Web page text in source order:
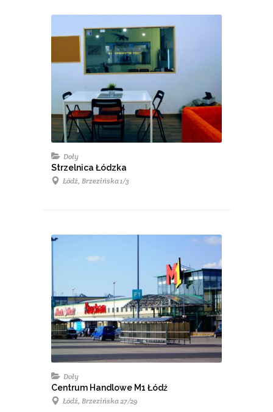
Doły
Strzelnica Łódzka
Łódź, Brzezińska 1/3
Doły
Centrum Handlowe M1 Łódź
Łódź, Brzezińska 27/29